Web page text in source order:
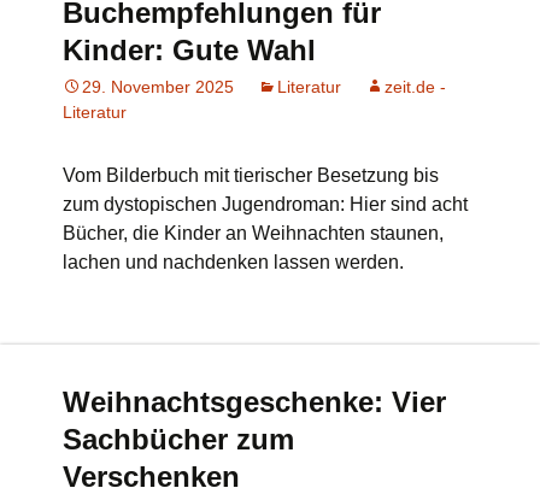
Buchempfehlungen für
Kinder: Gute Wahl
29. November 2025 Literatur
zeit.de -
Literatur
Vom Bilderbuch mit tierischer Besetzung bis
zum dystopischen Jugendroman: Hier sind acht
Bücher, die Kinder an Weihnachten staunen,
lachen und nachdenken lassen werden.
Weihnachtsgeschenke: Vier
Sachbücher zum
Verschenken